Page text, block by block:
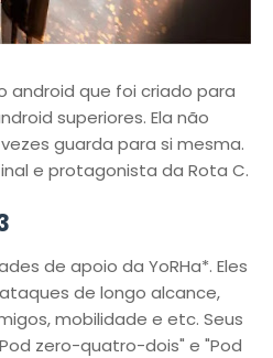
android que foi criado para
superiores. Ela não
guarda para si mesma.
e protagonista da Rota C.
de apoio da YoRHa*. Eles
de longo alcance,
mobilidade e etc. Seus
zero-quatro-dois" e "Pod